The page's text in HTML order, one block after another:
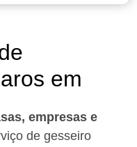
em
empresas e
de gesseiro